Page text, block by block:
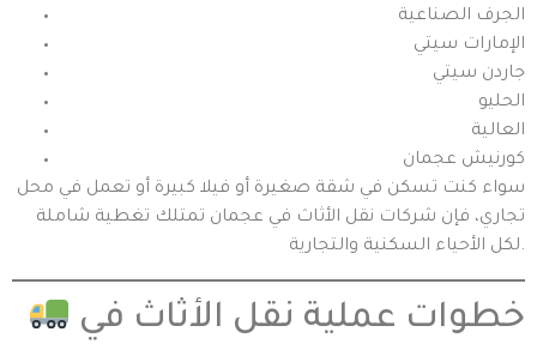
الجرف الصناعية
الإمارات سيتي
جاردن سيتي
الحليو
العالية
كورنيش عجمان
سواء كنت تسكن في شقة صغيرة أو فيلا كبيرة أو تعمل في محل
تجاري، فإن شركات نقل الأثاث في عجمان تمتلك تغطية شاملة
لكل الأحياء السكنية والتجارية.